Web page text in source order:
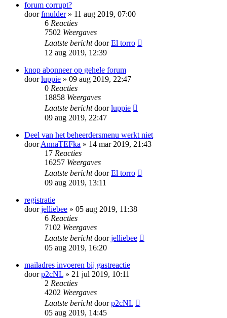
forum corrupt?
doorfmulder» 11 aug 2019, 07:00
6 Reacties
7502 Weergaves
Laatste berichtdoorEl torro
12 aug 2019, 12:39
knop abonneer op gehele forum
doorluppie » 09 aug 2019, 22:47
0 Reacties
18858 Weergaves
Laatste berichtdoorluppie
09 aug 2019, 22:47
Deel van het beheerdersmenu werkt niet
doorAnnaTEFka » 14 mar 2019, 21:43
17 Reacties
16257 Weergaves
Laatste berichtdoorEl torro
09 aug 2019, 13:11
registratie
doorjelliebee » 05 aug 2019, 11:38
6 Reacties
7102 Weergaves
Laatste berichtdoorjelliebee
05 aug 2019, 16:20
mailadres invoeren bij gastreactie
doorp2cNL » 21 jul 2019, 10:11
2 Reacties
4202 Weergaves
Laatste berichtdoorp2cNL
05 aug 2019, 14:45